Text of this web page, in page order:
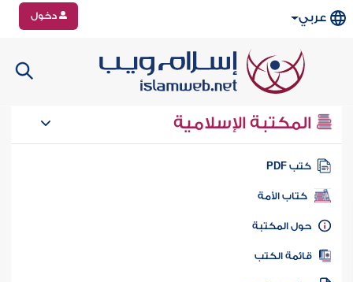
عربي دخول
المكتبة الإسلامية
كتب PDF
كتاب الأمة
المكتبة